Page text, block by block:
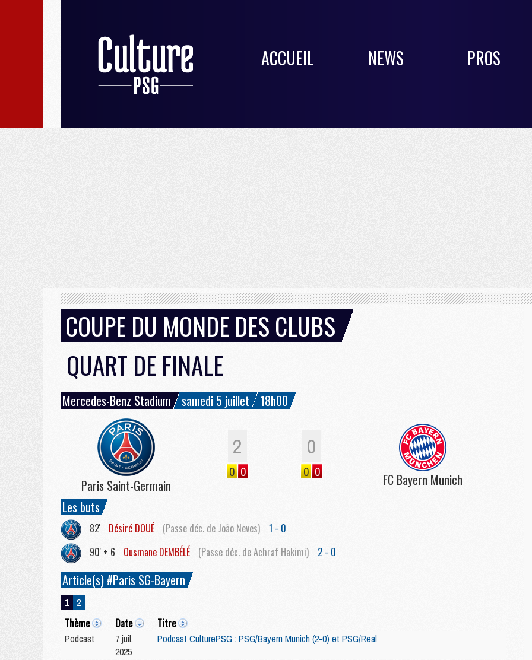
ACCUEIL NEWS PROS
COUPE DU MONDE DES CLUBS
QUART DE FINALE
Mercedes-Benz Stadium samedi 5 juillet 18h00
Paris Saint-Germain
2 0
0 0 0 0
FC Bayern Munich
Les buts
82' Désiré DOUÉ (Passe déc. de João Neves)
1 - 0
90' + 6
Ousmane DEMBÉLÉ (Passe déc. de Achraf Hakimi) 2 - 0
Article(s) #Paris SG-Bayern
1 2
Thème Date Titre
Podcast
7 juil.
2025
Podcast CulturePSG : PSG/Bayern Munich (2-0) et PSG/Real